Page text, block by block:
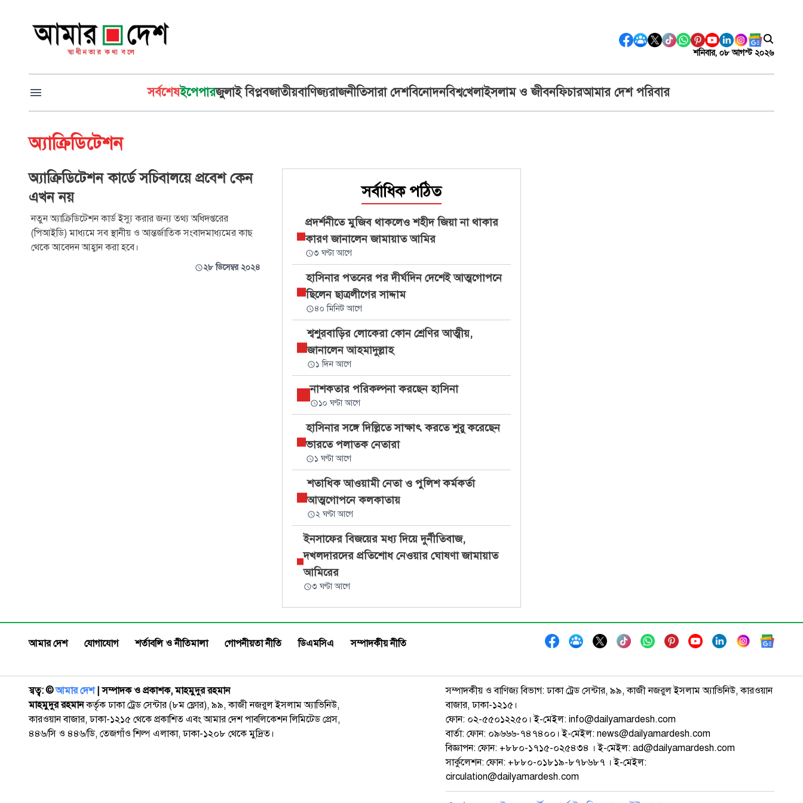
শনিবার, ০৮ আগস্ট ২০২৬
সর্বশেষইপেপারজুলাই বিপ্লবজাতীয়বাণিজ্যরাজনীতিসারা দেশবিনোদনবিশ্বখেলাইসলাম ও জীবনফিচারআমার দেশ পরিবার
অ্যাক্রিডিটেশন
অ্যাক্রিডিটেশন কার্ডে সচিবালয়ে প্রবেশ কেন
এখন নয়
নতুন অ্যাক্রিডিটেশন কার্ড ইস্যু করার জন্য তথ‍্য অধিদপ্তরের
(পিআইডি) মাধ্যমে সব স্থানীয় ও আন্তর্জাতিক সংবাদমাধ্যমের কাছ
থেকে আবেদন আহ্বান করা হবে।
২৮ ডিসেম্বর ২০২৪
সর্বাধিক পঠিত
প্রদর্শনীতে মুজিব থাকলেও শহীদ জিয়া না থাকার
কারণ জানালেন জামায়াত আমির
৩ ঘণ্টা আগে
হাসিনার পতনের পর দীর্ঘদিন দেশেই আত্মগোপনে
ছিলেন ছাত্রলীগের সাদ্দাম
৪০ মিনিট আগে
শ্বশুরবাড়ির লোকেরা কোন শ্রেণির আত্মীয়,
জানালেন আহমাদুল্লাহ
১ দিন আগে
নাশকতার পরিকল্পনা করছেন হাসিনা
১০ ঘণ্টা আগে
হাসিনার সঙ্গে দিল্লিতে সাক্ষাৎ করতে শুরু করেছেন
ভারতে পলাতক নেতারা
১ ঘণ্টা আগে
শতাধিক আওয়ামী নেতা ও পুলিশ কর্মকর্তা
আত্মগোপনে কলকাতায়
২ ঘণ্টা আগে
ইনসাফের বিজয়ের মধ্য দিয়ে দুর্নীতিবাজ,
দখলদারদের প্রতিশোধ নেওয়ার ঘোষণা জামায়াত
আমিরের
৩ ঘণ্টা আগে
আমার দেশ যোগাযোগ শর্তাবলি ও নীতিমালা গোপনীয়তা নীতি ডিএমসিএ সম্পাদকীয় নীতি
স্বত্ব: ©️আমার দেশ| সম্পাদক ও প্রকাশক, মাহমুদুর রহমান
মাহমুদুর রহমানকর্তৃক ঢাকা ট্রেড সেন্টার (৮ম ফ্লোর), ৯৯, কাজী নজরুল ইসলাম অ্যাভিনিউ,
কারওয়ান বাজার, ঢাকা-১২১৫ থেকে প্রকাশিত এবং আমার দেশ পাবলিকেশন লিমিটেড প্রেস,
৪৪৬/সি ও ৪৪৬/ডি, তেজগাঁও শিল্প এলাকা, ঢাকা-১২০৮ থেকে মুদ্রিত।
সম্পাদকীয় ও বাণিজ্য বিভাগ: ঢাকা ট্রেড সেন্টার, ৯৯, কাজী নজরুল ইসলাম অ্যাভিনিউ, কারওয়ান
বাজার, ঢাকা-১২১৫।
ফোন: ০২-৫৫০১২২৫০। ই-মেইল: info@dailyamardesh.com
বার্তা: ফোন: ০৯৬৬৬-৭৪৭৪০০। ই-মেইল: news@dailyamardesh.com
বিজ্ঞাপন: ফোন: +৮৮০-১৭১৫-০২৫৪৩৪ । ই-মেইল: ad@dailyamardesh.com
সার্কুলেশন: ফোন: +৮৮০-০১৮১৯-৮৭৮৬৮৭ । ই-মেইল:
circulation@dailyamardesh.com